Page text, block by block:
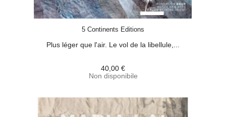
5 Continents Editions
Plus léger que l'air. Le vol de la libellule,...
40,00 €
Non disponibile